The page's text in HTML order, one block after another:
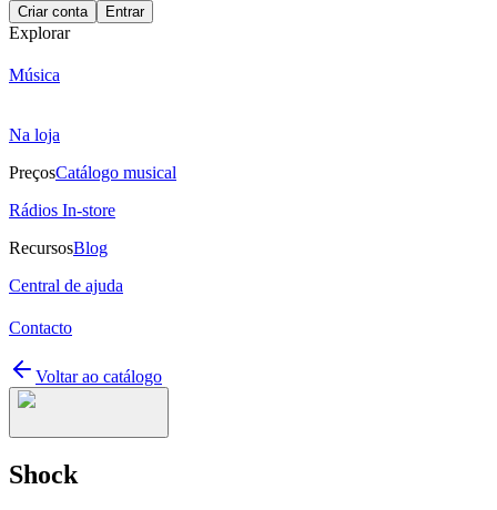
Criar conta Entrar
Explorar
Música
Na loja
PreçosCatálogo musical
Rádios In-store
RecursosBlog
Central de ajuda
Contacto
Voltar ao catálogo
Shock